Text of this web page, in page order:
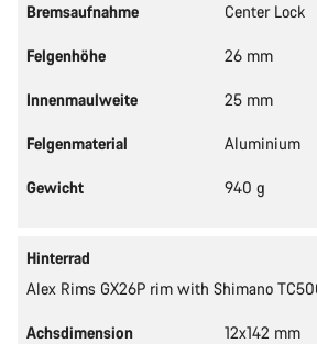
Bremsaufnahme Center Lock
Felgenhöhe 26 mm
Innenmaulweite 25 mm
Felgenmaterial Aluminium
Gewicht 940 g
Hinterrad
Alex Rims GX26P rim with Shimano
Achsdimension 12x142 mm